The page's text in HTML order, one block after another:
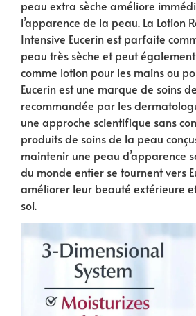
peau extra sèche améliore
l’apparence de la peau. La Lotion
Intensive Eucerin est parfaite
peau très sèche et peut
comme lotion pour les mains ou
Eucerin est une marque de soins
recommandée par les
une approche scientifique sans
produits de soins de la peau
maintenir une peau d’apparence
du monde entier se tournent vers
améliorer leur beauté extérieure
soi.